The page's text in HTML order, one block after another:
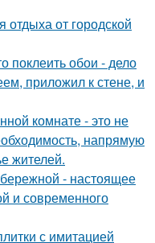
отдыха от городской
поклеить обои - дело
приложил к стене, и
комнате - это не
напрямую
жителей.
- настоящее
и современного
с имитацией